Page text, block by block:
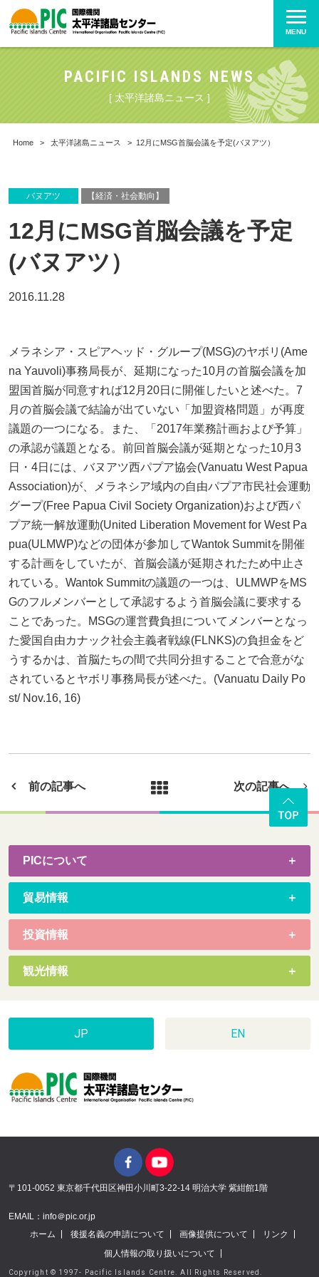
MENU
PACIFIC ISLANDS NEWS
[ 太平洋諸島ニュース ]
Home > 太平洋諸島ニュース > 12月にMSG首脳会議を予定(バヌアツ）
バヌアツ 【経済・社会動向】
12月にMSG首脳会議を予定
(バヌアツ）
2016.11.28
メラネシア・スピアヘッド・グループ(MSG)のヤボリ(Ame
na Yauvoli)事務局長が、延期になった10月の首脳会議を加
盟国首脳が同意すれば12月20日に開催したいと述べた。7
月の首脳会議で結論が出ていない「加盟資格問題」が再度
議題の一つになる。また、「2017年業務計画および予算」
の承認が議題となる。前回首脳会議が延期となった10月3
日・4日には、バヌアツ西パプア協会(Vanuatu West Papua
Association)が、メラネシア域内の自由パプア市民社会運動
グープ(Free Papua Civil Society Organization)および西パ
プア統一解放運動(United Liberation Movement for West Pa
pua(ULMWP)などの団体が参加してWantok Summitを開催
する計画をしていたが、首脳会議が延期されたため中止さ
れている。Wantok Summitの議題の一つは、ULMWPをMS
Gのフルメンバーとして承認するよう首脳会議に要求する
ことであった。MSGの運営費負担についてメンバーとなっ
た愛国自由カナック社会主義者戦線(FLNKS)の負担金をど
うするかは、首脳たちの間で共同分担することで合意がな
されているとヤボリ事務局長が述べた。(Vanuatu Daily Po
st/ Nov.16, 16)
前の記事へ 次の記事へ
PICについて
貿易情報
投資情報
観光情報
JP EN
〒101-0052 東京都千代田区神田小川町3-22-14 明治大学 紫紺館1階
EMAIL：info＠pic.or.jp
ホーム
後援名義の申請について 画像提供について
リンク
個人情報の取り扱いについて
Copyright © 1997- Pacific Islands Centre. All Rights Reserved.